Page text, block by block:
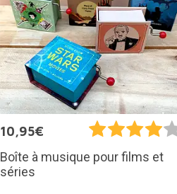
10,95€
Boîte à musique pour films et
séries